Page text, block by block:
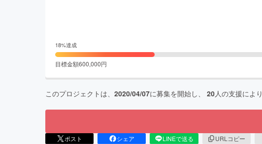
18%達成
目標金額600,000円
このプロジェクトは、 2020/04/07に募集を開始し、 20人の支援により
ポスト シェア LINEで送る URLコピー